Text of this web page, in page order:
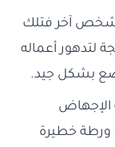
لشخص آخر فتلك
لتدهور أعماله
بشكل جيد.
الإجهاض
خطيرة